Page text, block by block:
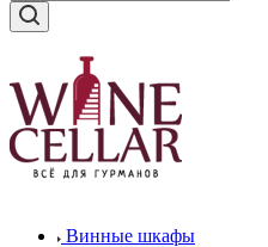
Винные шкафы